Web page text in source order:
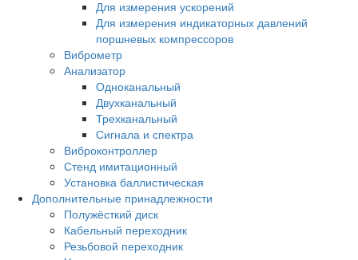
Для измерения ускорений
Для измерения индикаторных давлений
поршневых компрессоров
Виброметр
Анализатор
Одноканальный
Двухканальный
Трехканальный
Сигнала и спектра
Виброконтроллер
Стенд имитационный
Установка баллистическая
Дополнительные принадлежности
Полужёсткий диск
Кабельный переходник
Резьбовой переходник